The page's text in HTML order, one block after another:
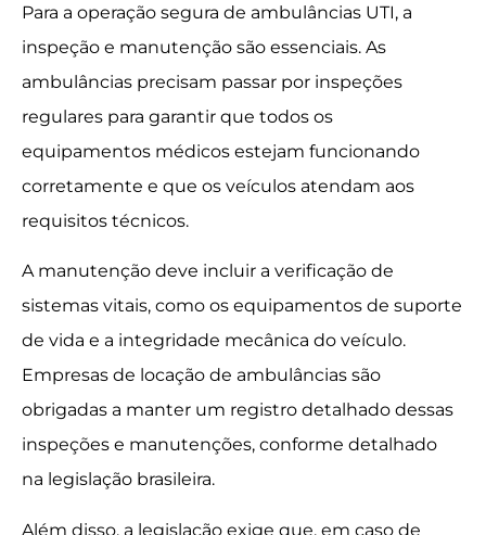
Para a operação segura de ambulâncias UTI, a
inspeção e manutenção são essenciais. As
ambulâncias precisam passar por inspeções
regulares para garantir que todos os
equipamentos médicos estejam funcionando
corretamente e que os veículos atendam aos
requisitos técnicos.
A manutenção deve incluir a verificação de
sistemas vitais, como os equipamentos de suporte
de vida e a integridade mecânica do veículo.
Empresas de locação de ambulâncias são
obrigadas a manter um registro detalhado dessas
inspeções e manutenções, conforme detalhado
na legislação brasileira.
Além disso, a legislação exige que, em caso de